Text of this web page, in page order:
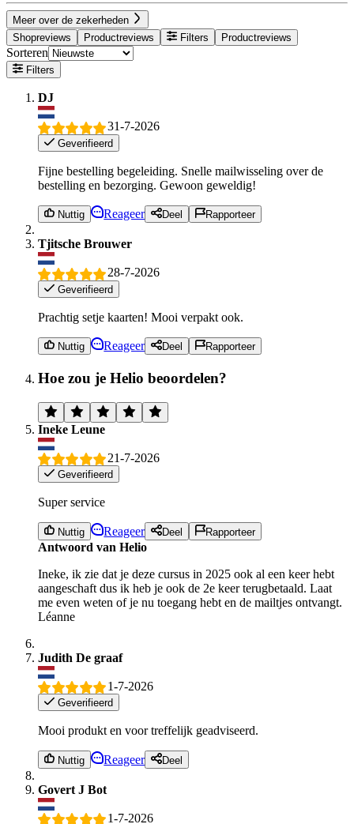
Meer over de zekerheden
Shopreviews
Productreviews Filters Productreviews
Sorteren
Filters
DJ
31-7-2026
Geverifieerd
Fijne bestelling begeleiding. Snelle mailwisseling over de
bestelling en bezorging. Gewoon geweldig!
Nuttig Reageer Deel Rapporteer
Tjitsche Brouwer
28-7-2026
Geverifieerd
Prachtig setje kaarten! Mooi verpakt ook.
Nuttig Reageer Deel Rapporteer
Hoe zou je Helio beoordelen?
Ineke Leune
21-7-2026
Geverifieerd
Super service
Nuttig Reageer Deel Rapporteer
Antwoord van Helio
Ineke, ik zie dat je deze cursus in 2025 ook al een keer hebt
aangeschaft dus ik heb je ook de 2e keer terugbetaald. Laat
me even weten of je nu toegang hebt en de mailtjes ontvangt.
Léanne
Judith De graaf
1-7-2026
Geverifieerd
Mooi produkt en voor treffelijk geadviseerd.
Nuttig Reageer Deel
Govert J Bot
1-7-2026